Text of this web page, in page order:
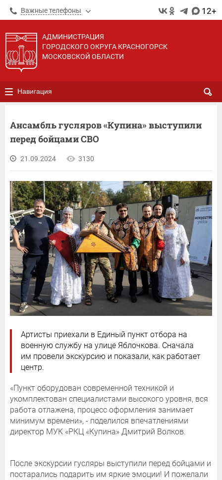
Важные телефоны 12+
АДМИНИСТРАЦИЯ
ГОРОДСКОГО ОКРУГА КРАСНОГОРСК
МОСКОВСКОЙ ОБЛАСТИ
Навигация
Ансамбль гусляров «Купина» выступили
перед бойцами СВО
21.09.2024 3130
Артисты приехали в Единый пункт отбора на
военную службу на улице Яблочкова. Сначала
им провели экскурсию и показали, как работает
центр.
«Пункт оборудован современной техникой и
укомплектован специалистами высокого уровня, вся
работа отлажена, процесс оформления занимает
минимум времени», - поделился впечатлениями
директор МУК «РКЦ «Купина» Дмитрий Волков.
После экскурсии гусляры выступили перед бойцами и
постарались подарить им яркие эмоции! И пожелали